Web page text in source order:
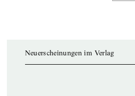
Neuerscheinungen im Verlag